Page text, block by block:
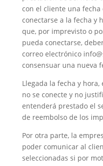
con el cliente una fecha
conectarse a la fecha y
que, por imprevisto o
pueda conectarse,
correo electrónico
consensuar una nueva
Llegada la fecha y
no se conecte y no
entenderá prestado el
de reembolso de los
Por otra parte, la
poder comunicar al
seleccionadas si por